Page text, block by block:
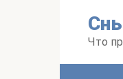
Что